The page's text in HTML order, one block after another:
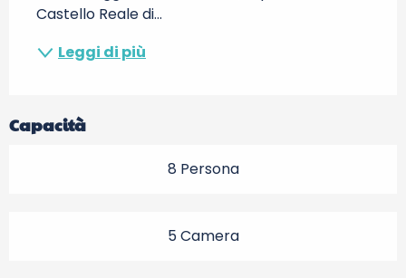
Castello Reale di...
Leggi di più
Capacità
8 Persona
5 Camera